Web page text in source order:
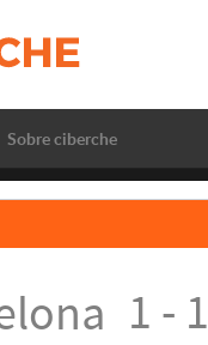
Sobre ciberche
1 - 1